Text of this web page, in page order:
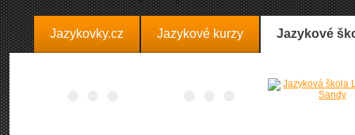
Jazykovky.cz Jazykové kurzy Jazykové